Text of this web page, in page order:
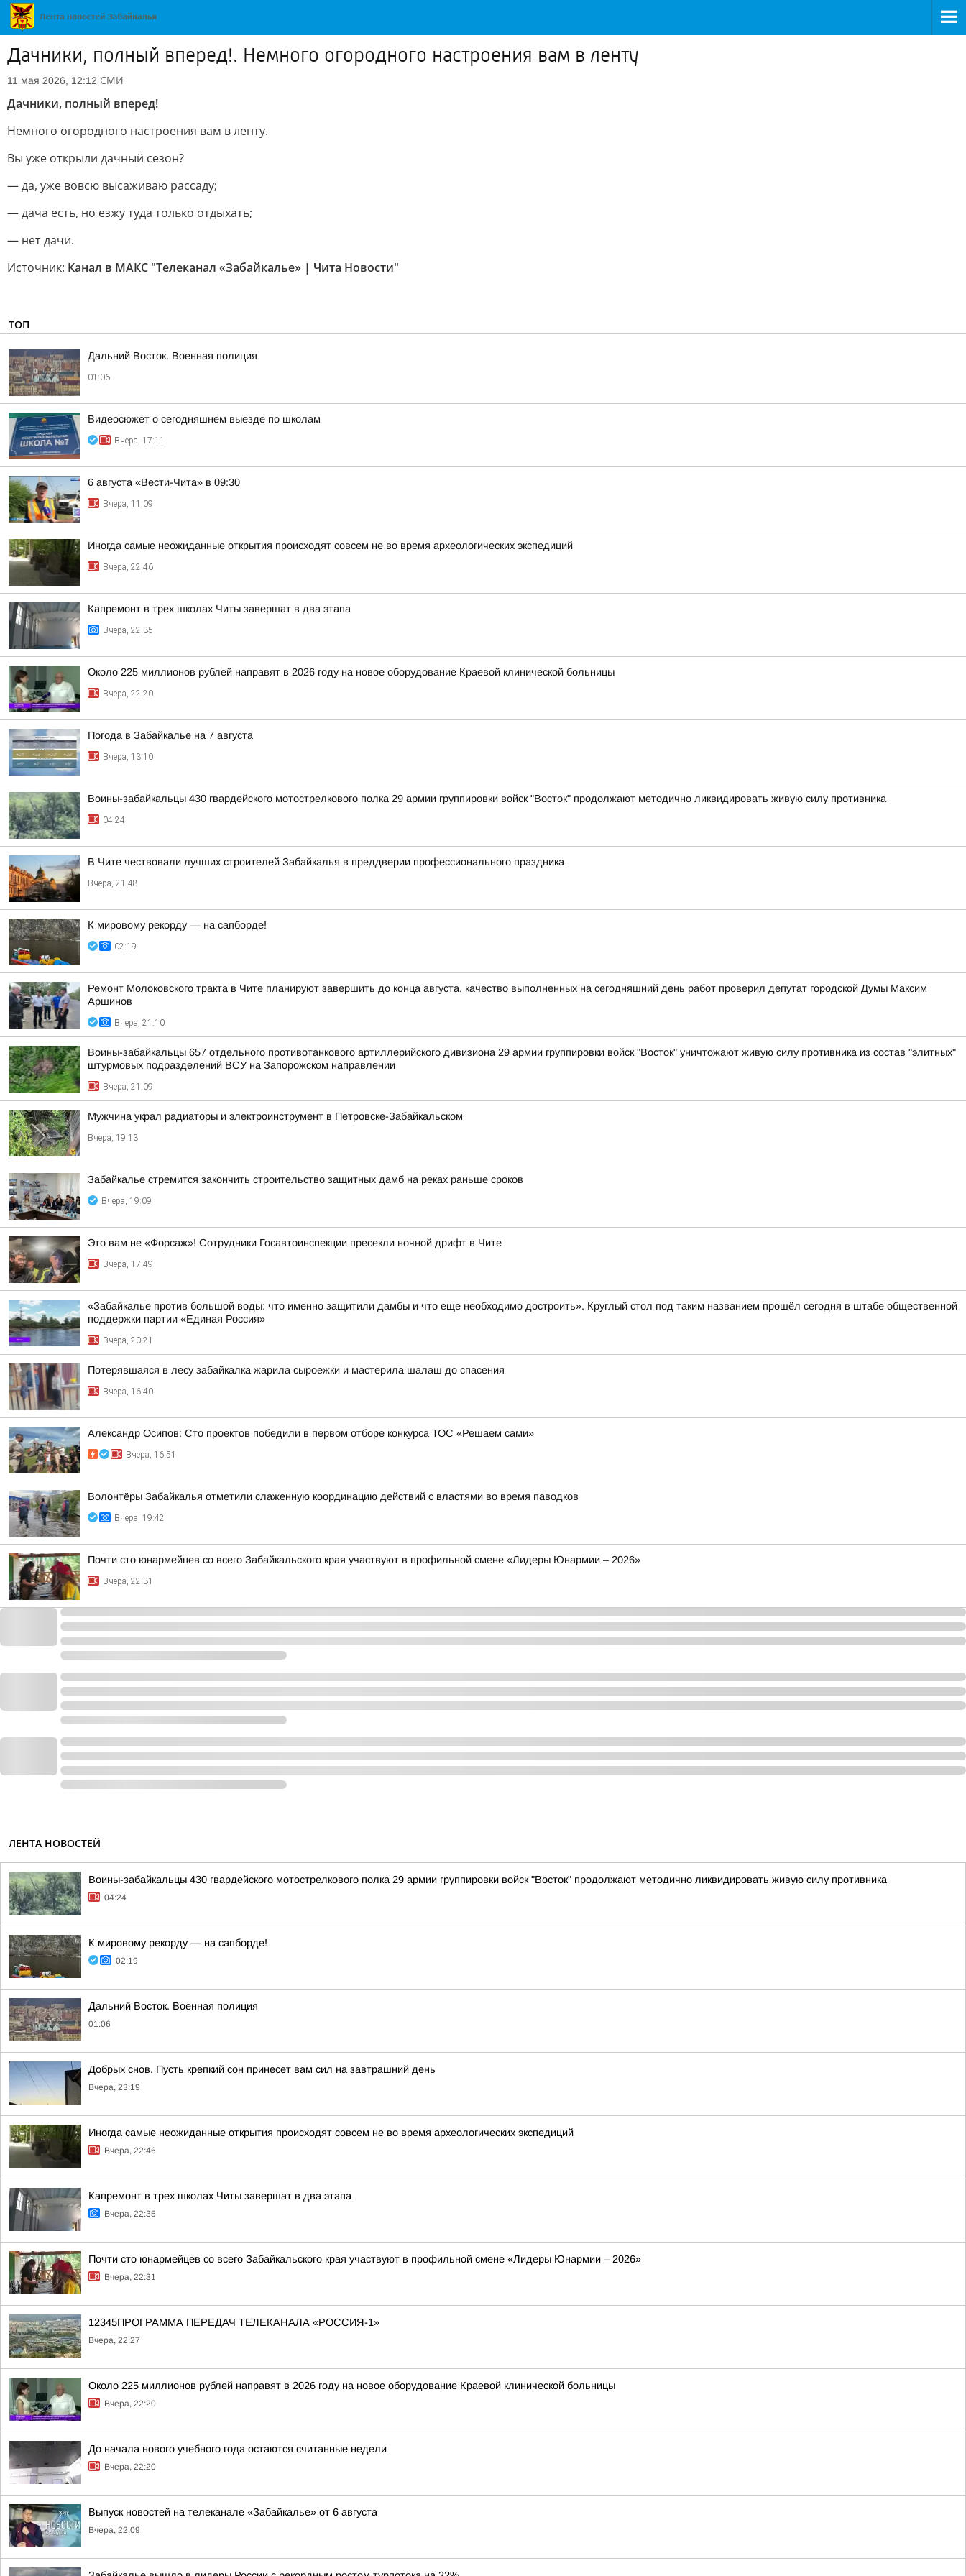
Дачники, полный вперед!. Немного огородного настроения вам в ленту
11 мая 2026, 12:12 СМИ
Дачники, полный вперед!
Немного огородного настроения вам в ленту.
Вы уже открыли дачный сезон?
— да, уже вовсю высаживаю рассаду;
— дача есть, но езжу туда только отдыхать;
— нет дачи.
Источник: Канал в МАКС "Телеканал «Забайкалье» | Чита Новости"
ТОП
Дальний Восток. Военная полиция
01:06
Видеосюжет о сегодняшнем выезде по школам
Вчера, 17:11
6 августа «Вести-Чита» в 09:30
Вчера, 11:09
Иногда самые неожиданные открытия происходят совсем не во время археологических экспедиций
Вчера, 22:46
Капремонт в трех школах Читы завершат в два этапа
Вчера, 22:35
Около 225 миллионов рублей направят в 2026 году на новое оборудование Краевой клинической больницы
Вчера, 22:20
Погода в Забайкалье на 7 августа
Вчера, 13:10
Воины-забайкальцы 430 гвардейского мотострелкового полка 29 армии группировки войск "Восток" продолжают методично ликвидировать живую силу противника
04:24
В Чите чествовали лучших строителей Забайкалья в преддверии профессионального праздника
Вчера, 21:48
К мировому рекорду — на сапборде!
02:19
Ремонт Молоковского тракта в Чите планируют завершить до конца августа, качество выполненных на сегодняшний день работ проверил депутат городской Думы Максим
Аршинов
Вчера, 21:10
Воины-забайкальцы 657 отдельного противотанкового артиллерийского дивизиона 29 армии группировки войск "Восток" уничтожают живую силу противника из состав "элитных"
штурмовых подразделений ВСУ на Запорожском направлении
Вчера, 21:09
Мужчина украл радиаторы и электроинструмент в Петровске-Забайкальском
Вчера, 19:13
Забайкалье стремится закончить строительство защитных дамб на реках раньше сроков
Вчера, 19:09
Это вам не «Форсаж»! Сотрудники Госавтоинспекции пресекли ночной дрифт в Чите
Вчера, 17:49
«Забайкалье против большой воды: что именно защитили дамбы и что еще необходимо достроить». Круглый стол под таким названием прошёл сегодня в штабе общественной
поддержки партии «Единая Россия»
Вчера, 20:21
Потерявшаяся в лесу забайкалка жарила сыроежки и мастерила шалаш до спасения
Вчера, 16:40
Александр Осипов: Сто проектов победили в первом отборе конкурса ТОС «Решаем сами»
Вчера, 16:51
Волонтёры Забайкалья отметили слаженную координацию действий с властями во время паводков
Вчера, 19:42
Почти сто юнармейцев со всего Забайкальского края участвуют в профильной смене «Лидеры Юнармии – 2026»
Вчера, 22:31
ЛЕНТА НОВОСТЕЙ
Воины-забайкальцы 430 гвардейского мотострелкового полка 29 армии группировки войск "Восток" продолжают методично ликвидировать живую силу противника
04:24
К мировому рекорду — на сапборде!
02:19
Дальний Восток. Военная полиция
01:06
Добрых снов. Пусть крепкий сон принесет вам сил на завтрашний день
Вчера, 23:19
Иногда самые неожиданные открытия происходят совсем не во время археологических экспедиций
Вчера, 22:46
Капремонт в трех школах Читы завершат в два этапа
Вчера, 22:35
Почти сто юнармейцев со всего Забайкальского края участвуют в профильной смене «Лидеры Юнармии – 2026»
Вчера, 22:31
12345ПРОГРАММА ПЕРЕДАЧ ТЕЛЕКАНАЛА «РОССИЯ-1»
Вчера, 22:27
Около 225 миллионов рублей направят в 2026 году на новое оборудование Краевой клинической больницы
Вчера, 22:20
До начала нового учебного года остаются считанные недели
Вчера, 22:20
Выпуск новостей на телеканале «Забайкалье» от 6 августа
Вчера, 22:09